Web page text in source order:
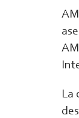
La